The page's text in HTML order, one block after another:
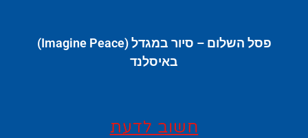
פסל השלום – סיור במגדל (Imagine Peace)
באיסלנד
חשוב לדעת